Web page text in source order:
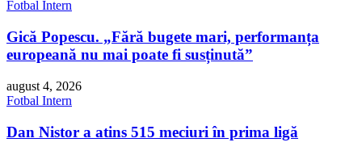
Fotbal Intern
Gică Popescu. „Fără bugete mari, performanța
europeană nu mai poate fi susținută”
august 4, 2026
Fotbal Intern
Dan Nistor a atins 515 meciuri în prima ligă